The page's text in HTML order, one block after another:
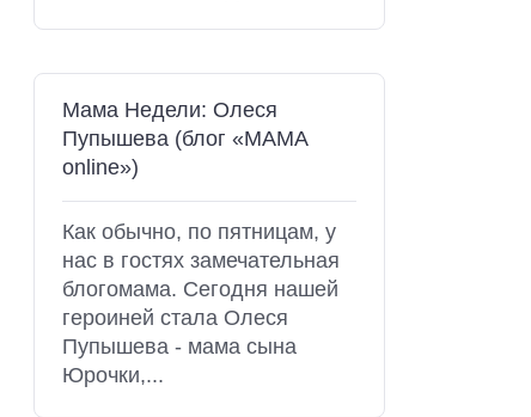
Мама Недели: Олеся
Пупышева (блог «МАМА
online»)
Как обычно, по пятницам, у
нас в гостях замечательная
блогомама. Сегодня нашей
героиней стала Олеся
Пупышева - мама сына
Юрочки,...